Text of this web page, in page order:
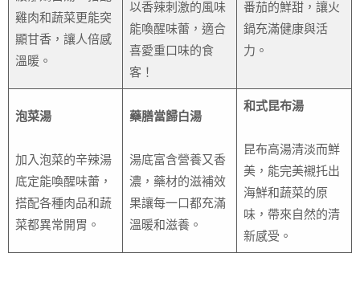
雞肉和蔬菜更能突
顯甘香，讓人倍感
溫暖。
以香辣刺激的風味
能喚醒味蕾，適合
喜愛重口味的食
客！
番茄的鮮甜，讓火
鍋充滿健康與活
力。
泡菜湯
加入泡菜的辛辣湯
底定能喚醒味蕾，
搭配各種肉品和蔬
菜都異常開胃。
藥膳當歸白湯
湯底富含營養又香
濃，藥材的滋補效
果讓每一口都充滿
溫暖和滋養。
和式昆布湯
昆布高湯清淡而鮮
美，能完美襯托出
海鮮和蔬菜的原
味，帶來自然的清
新感受。